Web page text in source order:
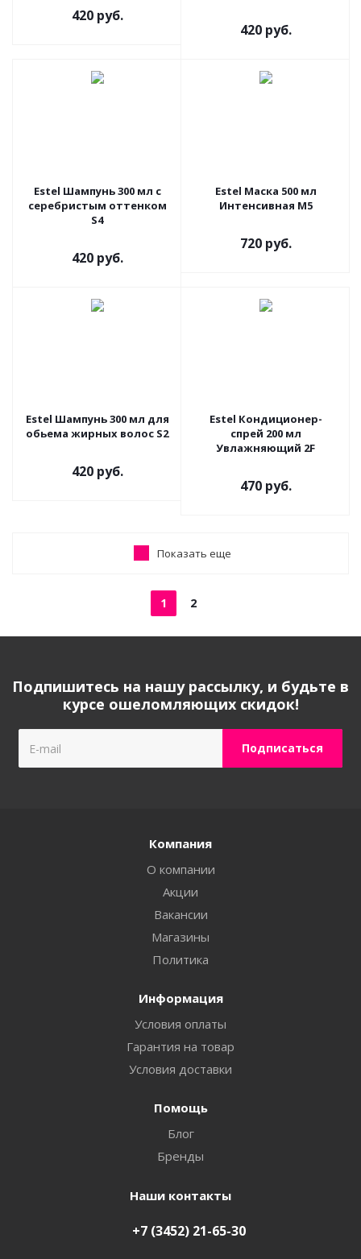
420 руб.
420 руб.
Estel Шампунь 300 мл с
серебристым оттенком
S4
420 руб.
Estel Маска 500 мл
Интенсивная M5
720 руб.
Estel Шампунь 300 мл для
обьема жирных волос S2
420 руб.
Estel Кондиционер-
спрей 200 мл
Увлажняющий 2F
470 руб.
Показать еще
1 2
Подпишитесь на нашу рассылку, и будьте в
курсе ошеломляющих скидок!
Компания
О компании
Акции
Вакансии
Магазины
Политика
Информация
Условия оплаты
Гарантия на товар
Условия доставки
Помощь
Блог
Бренды
Наши контакты
+7 (3452) 21-65-30